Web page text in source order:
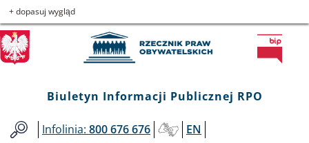
Przejdź
do
menu
głównego
Przejdź
do
treści
Przejdź
to
informacji
o
Przejdź
do
mapy
serwisu
Biuletyn
Informacji
Publicznej
RPO
+ dopasuj wygląd
Biuletyn Informacji Publicznej RPO
Infolinia: 800 676 676 EN